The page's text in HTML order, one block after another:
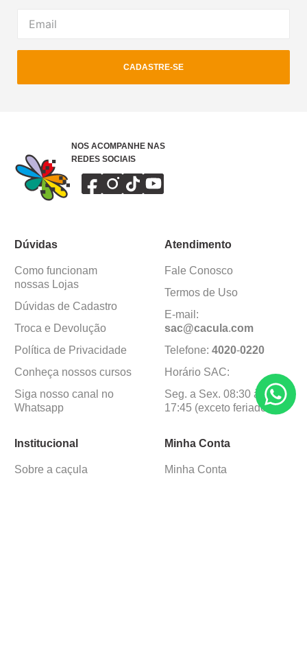
CADASTRE-SE
NOS ACOMPANHE NAS
REDES SOCIAIS
Dúvidas
Como funcionam
nossas Lojas
Dúvidas de Cadastro
Troca e Devolução
Política de Privacidade
Conheça nossos cursos
Siga nosso canal no
Whatsapp
Atendimento
Fale Conosco
Termos de Uso
E-mail:
sac@cacula.com
Telefone: 4020-0220
Horário SAC:
Seg. a Sex. 08:30 às
17:45 (exceto feriados)
Institucional
Sobre a caçula
Minha Conta
Minha Conta